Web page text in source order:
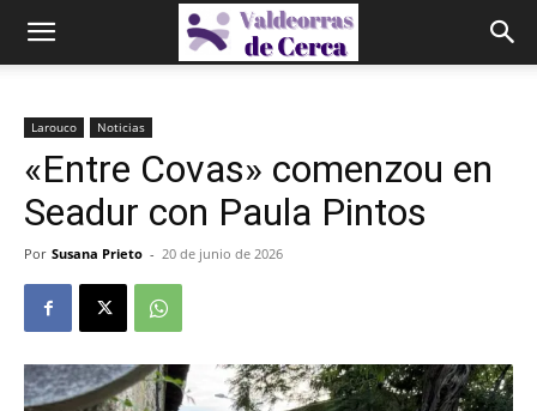
Larouco Noticias
«Entre Covas» comenzou en
Seadur con Paula Pintos
Por Susana Prieto - 20 de junio de 2026